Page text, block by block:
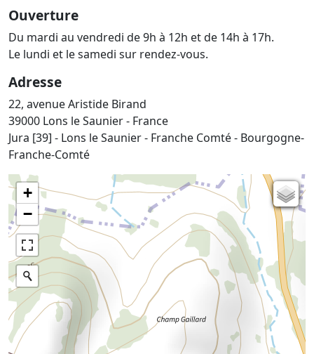
Ouverture
Du mardi au vendredi de 9h à 12h et de 14h à 17h.
Le lundi et le samedi sur rendez-vous.
Adresse
22, avenue Aristide Birand
39000 Lons le Saunier - France
Jura [39] - Lons le Saunier - Franche Comté - Bourgogne-
Franche-Comté
+
−
Carte de l'état-major (1820-1866)
Parcellaire cadastral
Plan IGN
Photographies aériennes